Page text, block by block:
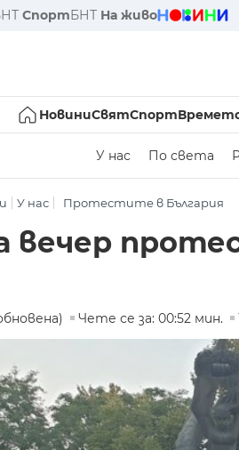
СпортБНТ На живо
НовиниСвятСпорт
У нас По света
У нас Протестите в България
вечер
Чете се за: 00:52 мин.